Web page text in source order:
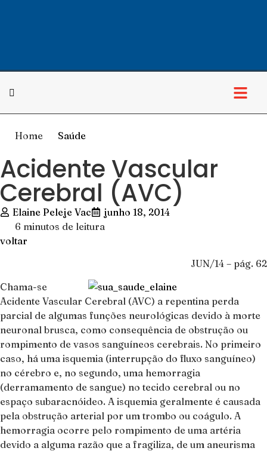
Home Saúde
Acidente Vascular
Cerebral (AVC)
Elaine Peleje Vac
junho 18, 2014
6 minutos de leitura
voltar
JUN/14 – pág. 62
Chama-se
Acidente Vascular Cerebral (AVC) a repentina perda
parcial de algumas funções neurológicas devido à morte
neuronal brusca, como consequência de obstrução ou
rompimento de vasos sanguíneos cerebrais. No primeiro
caso, há uma isquemia (interrupção do fluxo sanguíneo)
no cérebro e, no segundo, uma hemorragia
(derramamento de sangue) no tecido cerebral ou no
espaço subaracnóideo. A isquemia geralmente é causada
pela obstrução arterial por um trombo ou coágulo. A
hemorragia ocorre pelo rompimento de uma artéria
devido a alguma razão que a fragiliza, de um aneurisma